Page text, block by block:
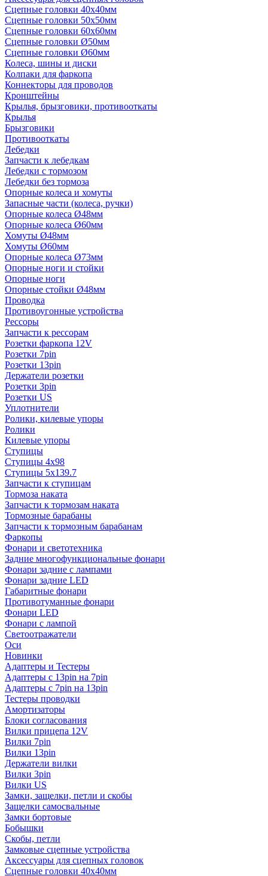
Сцепные головки 40x40мм
Сцепные головки 50x50мм
Сцепные головки 60x60мм
Сцепные головки Ø50мм
Сцепные головки Ø60мм
Колеса, шины и диски
Колпаки для фаркопа
Коннекторы для проводов
Кронштейны
Крылья, брызговики, противооткаты
Крылья
Брызговики
Противооткаты
Лебедки
Запчасти к лебедкам
Лебедки с тормозом
Лебедки без тормоза
Опорные колеса и хомуты
Запасные части (колеса, ручки)
Опорные колеса Ø48мм
Опорные колеса Ø60мм
Хомуты Ø48мм
Хомуты Ø60мм
Опорные колеса Ø73мм
Опорные ноги и стойки
Опорные ноги
Опорные стойки Ø48мм
Проводка
Противоугонные устройства
Рессоры
Запчасти к рессорам
Розетки фаркопа 12V
Розетки 7pin
Розетки 13pin
Держатели розетки
Розетки 3pin
Розетки US
Уплотнители
Ролики, килевые упоры
Ролики
Килевые упоры
Ступицы
Ступицы 4x98
Ступицы 5x139.7
Запчасти к ступицам
Тормоза наката
Запчасти к тормозам наката
Тормозные барабаны
Запчасти к тормозным барабанам
Фаркопы
Фонари и светотехника
Задние многофункциональные фонари
Фонари задние с лампами
Фонари задние LED
Габаритные фонари
Противотуманные фонари
Фонари LED
Фонари с лампой
Светоотражатели
Оси
Новинки
Адаптеры и Тестеры
Адаптеры с 13pin на 7pin
Адаптеры с 7pin на 13pin
Тестеры проводки
Амортизаторы
Блоки согласования
Вилки прицепа 12V
Вилки 7pin
Вилки 13pin
Держатели вилки
Вилки 3pin
Вилки US
Замки, защелки, петли и скобы
Защелки самосвальные
Замки бортовые
Бобышки
Скобы, петли
Замковые сцепные устройства
Аксессуары для сцепных головок
Сцепные головки 40x40мм